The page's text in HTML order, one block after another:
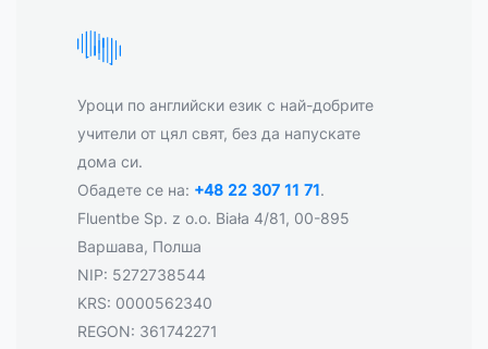
Уроци по английски език с най-добрите
учители от цял свят, без да напускате
дома си.
Обадете се на: +48 22 307 11 71.
Fluentbe Sp. z o.o. Biała 4/81, 00-895
Варшава, Полша
NIP: 5272738544
KRS: 0000562340
REGON: 361742271